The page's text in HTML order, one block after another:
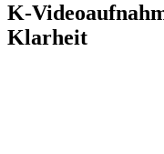
K-
Klarheit